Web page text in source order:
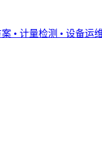
• 计量检测 • 设备运